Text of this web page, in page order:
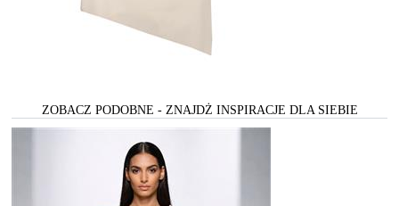
ZOBACZ PODOBNE - ZNAJDŻ INSPIRACJE DLA SIEBIE